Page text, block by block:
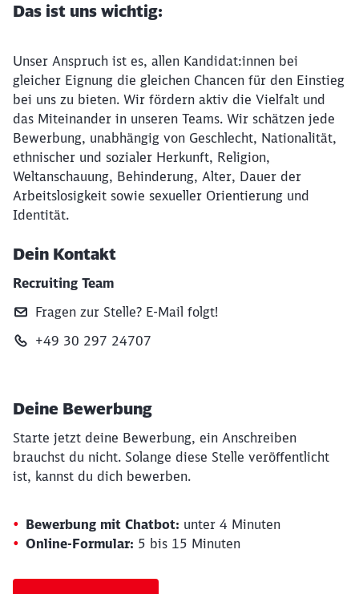
Das ist uns wichtig:
Unser Anspruch ist es, allen Kandidat:innen bei
gleicher Eignung die gleichen Chancen für den Einstieg
bei uns zu bieten. Wir fördern aktiv die Vielfalt und
das Miteinander in unseren Teams. Wir schätzen jede
Bewerbung, unabhängig von Geschlecht, Nationalität,
ethnischer und sozialer Herkunft, Religion,
Weltanschauung, Behinderung, Alter, Dauer der
Arbeitslosigkeit sowie sexueller Orientierung und
Identität.
Dein Kontakt
Recruiting Team
Fragen zur Stelle? E‑Mail folgt!
+49 30 297 24707
Deine Bewerbung
Starte jetzt deine Bewerbung, ein Anschreiben
brauchst du nicht. Solange diese Stelle veröffentlicht
ist, kannst du dich bewerben.
Bewerbung mit Chatbot: unter 4 Minuten
Online-Formular: 5 bis 15 Minuten